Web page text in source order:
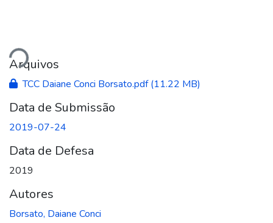
Arquivos
TCC Daiane Conci Borsato.pdf(11.22 MB)
Data de Submissão
2019-07-24
Data de Defesa
2019
Autores
Borsato, Daiane Conci